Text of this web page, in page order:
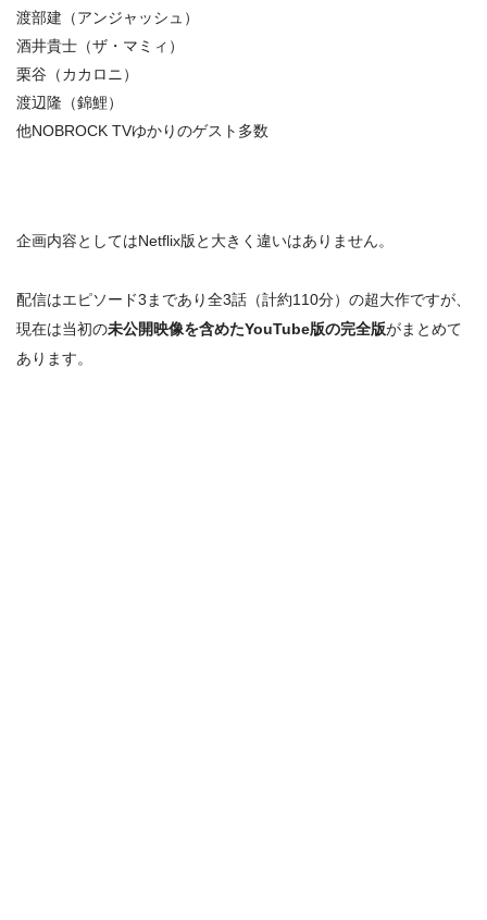
渡部建（アンジャッシュ）
酒井貴士（ザ・マミィ）
栗谷（カカロニ）
渡辺隆（錦鯉）
他NOBROCK TVゆかりのゲスト多数
企画内容としてはNetflix版と大きく違いはありません。
配信はエピソード3まであり全3話（計約110分）の超大作ですが、
現在は当初の未公開映像を含めたYouTube版の完全版がまとめて
あります。